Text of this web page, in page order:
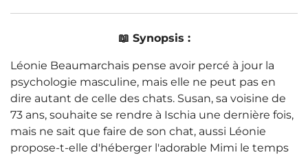
📖 Synopsis :
Léonie Beaumarchais pense avoir percé à jour la
psychologie masculine, mais elle ne peut pas en
dire autant de celle des chats. Susan, sa voisine de
73 ans, souhaite se rendre à Ischia une dernière fois,
mais ne sait que faire de son chat, aussi Léonie
propose-t-elle d'héberger l'adorable Mimi le temps